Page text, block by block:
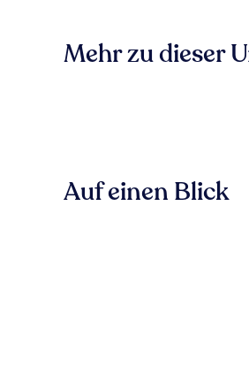
Mehr zu dieser
Auf einen Blick